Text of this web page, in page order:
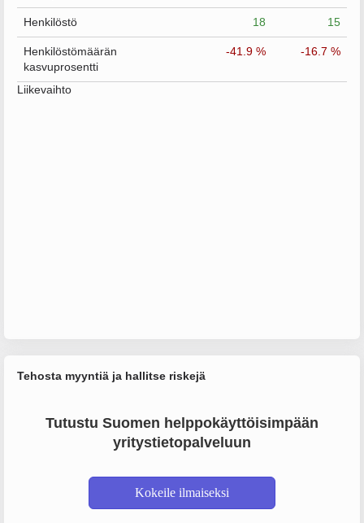
Henkilöstö 18 15
Henkilöstömäärän
kasvuprosentti
-41.9 % -16.7 %
Liikevaihto
Tehosta myyntiä ja hallitse riskejä
Tutustu Suomen helppokäyttöisimpään
yritystietopalveluun
Kokeile ilmaiseksi